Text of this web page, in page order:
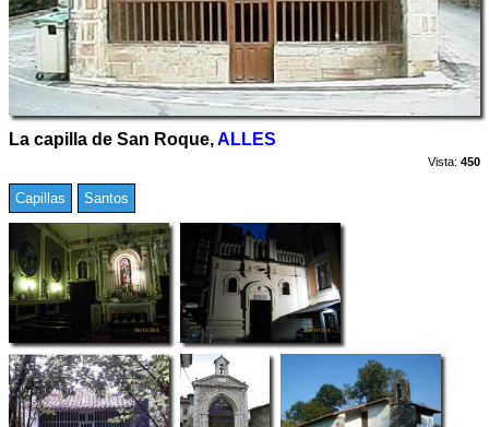
La capilla de San Roque,ALLES
Vista: 450
Capillas Santos